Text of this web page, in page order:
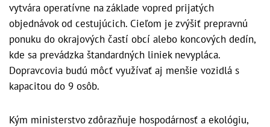
vytvára operatívne na základe vopred prijatých
objednávok od cestujúcich. Cieľom je zvýšiť prepravnú
ponuku do okrajových častí obcí alebo koncových dedín,
kde sa prevádzka štandardných liniek nevypláca.
Dopravcovia budú môcť využívať aj menšie vozidlá s
kapacitou do 9 osôb.
Kým ministerstvo zdôrazňuje hospodárnosť a ekológiu,